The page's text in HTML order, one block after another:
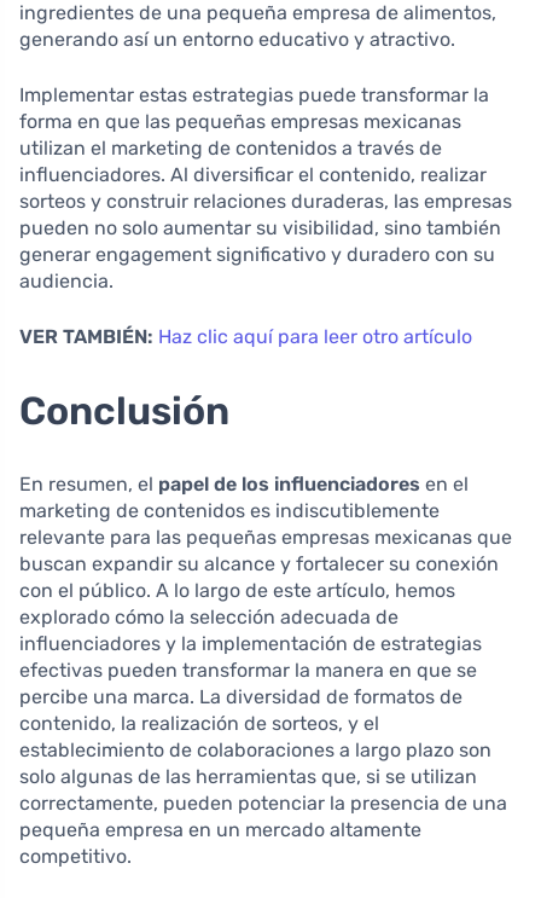
ingredientes de una pequeña empresa de alimentos,
generando así un entorno educativo y atractivo.
Implementar estas estrategias puede transformar la
forma en que las pequeñas empresas mexicanas
utilizan el marketing de contenidos a través de
influenciadores. Al diversificar el contenido, realizar
sorteos y construir relaciones duraderas, las empresas
pueden no solo aumentar su visibilidad, sino también
generar engagement significativo y duradero con su
audiencia.
VER TAMBIÉN: Haz clic aquí para leer otro artículo
Conclusión
En resumen, el papel de los influenciadores en el
marketing de contenidos es indiscutiblemente
relevante para las pequeñas empresas mexicanas que
buscan expandir su alcance y fortalecer su conexión
con el público. A lo largo de este artículo, hemos
explorado cómo la selección adecuada de
influenciadores y la implementación de estrategias
efectivas pueden transformar la manera en que se
percibe una marca. La diversidad de formatos de
contenido, la realización de sorteos, y el
establecimiento de colaboraciones a largo plazo son
solo algunas de las herramientas que, si se utilizan
correctamente, pueden potenciar la presencia de una
pequeña empresa en un mercado altamente
competitivo.